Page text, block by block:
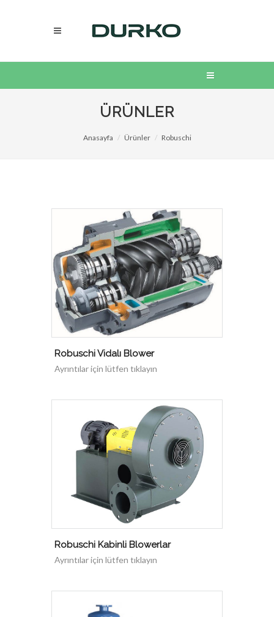
ÜRÜNLER
Anasayfa Ürünler Robuschi
Robuschi Vidalı Blower
Ayrıntılar için lütfen tıklayın
Robuschi Kabinli Blowerlar
Ayrıntılar için lütfen tıklayın